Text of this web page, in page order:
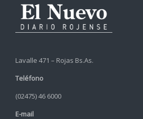
Lavalle 471 – Rojas Bs.As.
Teléfono
(02475) 46 6000
E-mail